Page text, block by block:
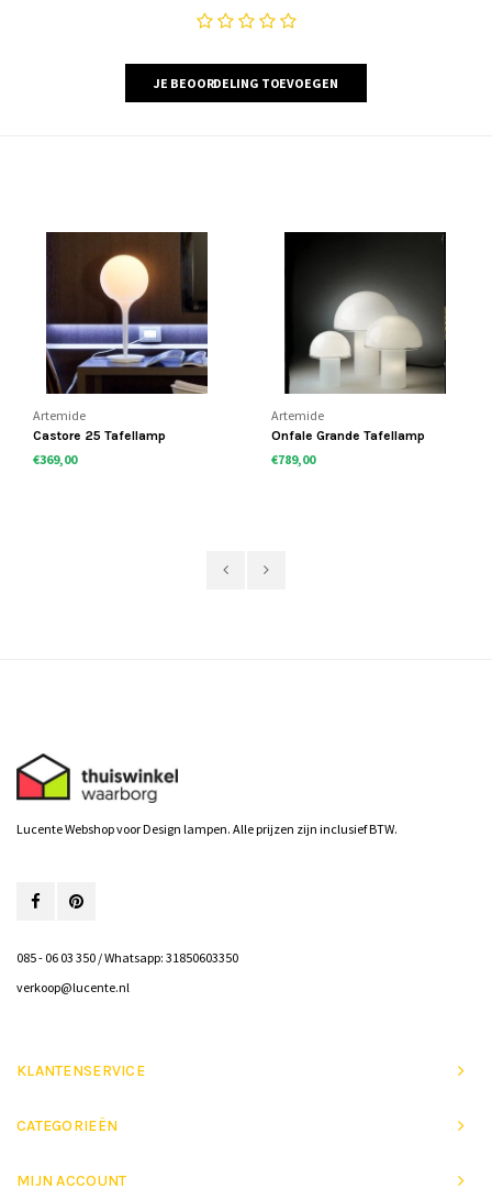
JE BEOORDELING TOEVOEGEN
Artemide
Castore 25 Tafellamp
€369,00
Artemide
Onfale Grande Tafellamp
€789,00
Lucente Webshop voor Design lampen. Alle prijzen zijn inclusief BTW.
085 - 06 03 350 / Whatsapp: 31850603350
verkoop@lucente.nl
KLANTENSERVICE
CATEGORIEËN
MIJN ACCOUNT